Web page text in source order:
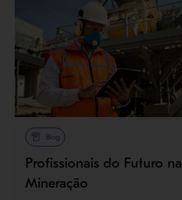
Blog
Profissionais do Futuro na
Mineração